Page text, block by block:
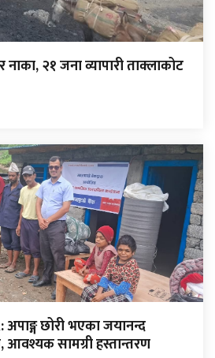
२१ जना व्यापारी ताक्लाकोट
छोरी भएका जयानन्द
आवश्यक सामग्री हस्तान्तरण